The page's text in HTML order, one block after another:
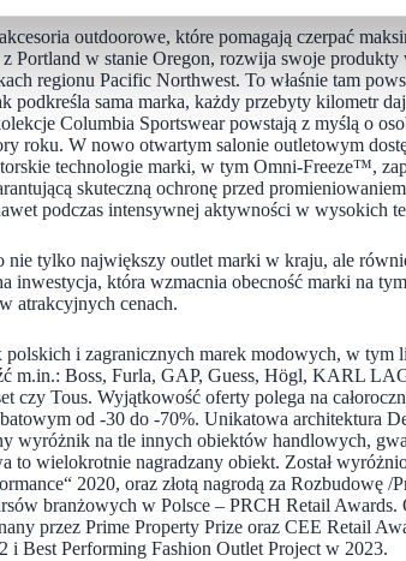
outdoorowe, które pomagają czerpać
Portland w stanie Oregon, rozwija swoje produkty
regionu Pacific Northwest. To właśnie tam
podkreśla sama marka, każdy przebyty kilometr
Columbia Sportswear powstają z myślą o
roku. W nowo otwartym salonie outletowym
technologie marki, w tym Omni-Freeze™,
skuteczną ochronę przed
podczas intensywnej aktywności w wysokich
tylko największy outlet marki w kraju, ale
inwestycja, która wzmacnia obecność marki na
atrakcyjnych cenach.
i zagranicznych marek modowych, w tym
m.in.: Boss, Furla, GAP, Guess, Högl, KARL
czy Tous. Wyjątkowość oferty polega na
od -30 do -70%. Unikatowa architektura
wyróżnik na tle innych obiektów handlowych,
to wielokrotnie nagradzany obiekt. Został
2020, oraz złotą nagrodą za Rozbudowę /
branżowych w Polsce – PRCH Retail Awards.
przez Prime Property Prize oraz CEE Retail
i Best Performing Fashion Outlet Project w 2023.